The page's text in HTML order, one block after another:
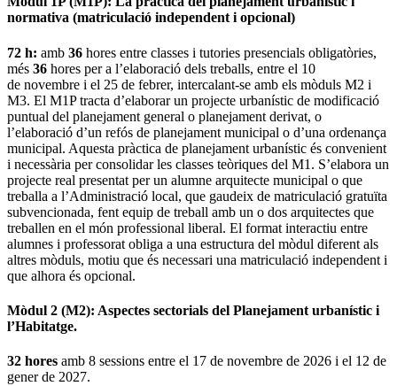
normativa (matriculació independent i opcional)
72 h: amb 36 hores entre classes i tutories presencials obligatòries,
més 36 hores per a l’elaboració dels treballs, entre el 10
de novembre i el 25 de febrer, intercalant-se amb els mòduls M2 i
M3. El M1P tracta d’elaborar un projecte urbanístic de modificació
puntual del planejament general o planejament derivat, o
l’elaboració d’un refós de planejament municipal o d’una ordenança
municipal. Aquesta pràctica de planejament urbanístic és convenient
i necessària per consolidar les classes teòriques del M1. S’elabora un
projecte real presentat per un alumne arquitecte municipal o que
treballa a l’Administració local, que gaudeix de matriculació gratuïta
subvencionada, fent equip de treball amb un o dos arquitectes que
treballen en el món professional liberal. El format interactiu entre
alumnes i professorat obliga a una estructura del mòdul diferent als
altres mòduls, motiu que és necessari una matriculació independent i
que alhora és opcional.
Mòdul 2 (M2): Aspectes sectorials del Planejament urbanístic i
l’Habitatge.
32 hores amb 8 sessions entre el 17 de novembre de 2026 i el 12 de
gener de 2027.